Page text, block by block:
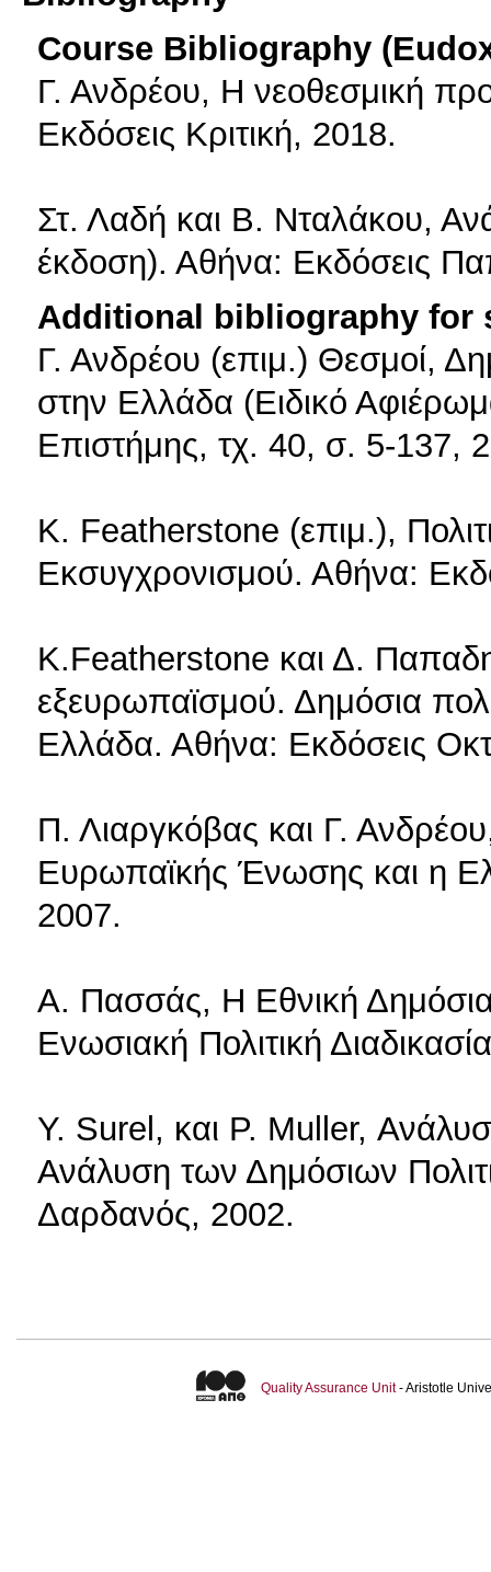
Course Bibliography
Γ. Ανδρέου, Η νεοθεσμική
Εκδόσεις Κριτική, 2018.
Στ. Λαδή και Β. Νταλάκου,
έκδοση). Αθήνα: Εκδόσεις
Additional bibliography for
Γ. Ανδρέου (επιμ.) Θεσμοί,
στην Ελλάδα (Ειδικό
Επιστήμης, τχ. 40, σ. 5-137,
K. Featherstone (επιμ.),
Εκσυγχρονισμού. Αθήνα:
K.Featherstone και Δ.
εξευρωπαϊσμού. Δημόσια
Ελλάδα. Αθήνα: Εκδόσεις
Π. Λιαργκόβας και Γ.
Ευρωπαϊκής Ένωσης και η
2007.
A. Πασσάς, Η Εθνική
Ενωσιακή Πολιτική
Y. Surel, και P. Muller,
Ανάλυση των Δημόσιων
Δαρδανός, 2002.
Quality Assurance Unit- Aristotle